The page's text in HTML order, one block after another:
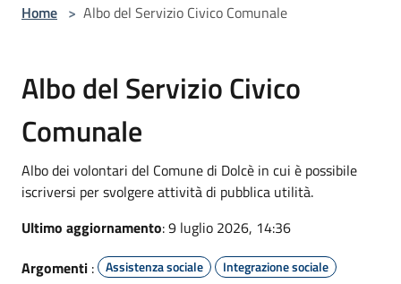
Home > Albo del Servizio Civico Comunale
Albo del Servizio Civico
Comunale
Albo dei volontari del Comune di Dolcè in cui è possibile
iscriversi per svolgere attività di pubblica utilità.
Ultimo aggiornamento: 9 luglio 2026, 14:36
Argomenti : Assistenza sociale Integrazione sociale